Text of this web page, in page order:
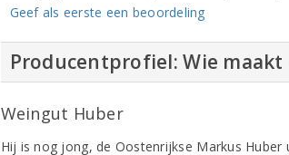
Geef als eerste een beoordeling
Producentprofiel: Wie maakt
Weingut Huber
Hij is nog jong, de Oostenrijkse Markus